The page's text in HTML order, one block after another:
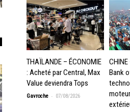
THAÏLANDE – ÉCONOMIE
: Acheté par Central, Max
Value deviendra Tops
Gavroche - 07/08/2026
CHINE
Bank